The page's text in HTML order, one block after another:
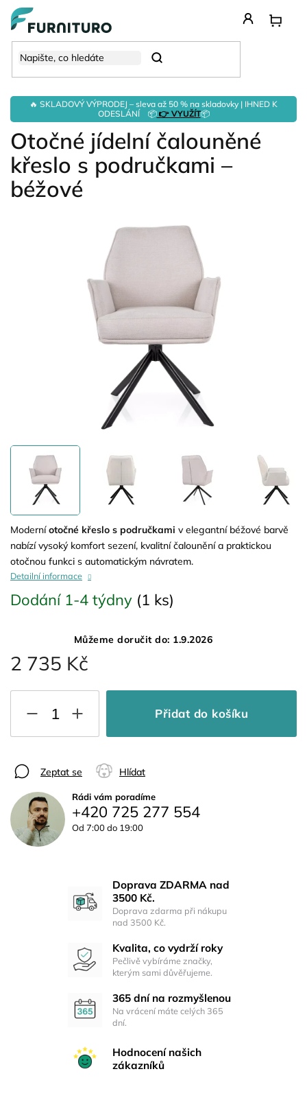
Přejít
obsah
🔥 SKLADOVÝ VÝPRODEJ – sleva až 50 % na skladovky | IHNED K
ODESLÁNÍ 📦👉 VYUŽÍT📦
Hledat
Otočné jídelní čalouněné
křeslo s područkami –
béžové
2 735 Kč
Dodání 1-4 týdny (1 ks)
Můžeme doručit do: 1.9.2026
Přidat do košíku
Moderníotočné křeslo s područkami v elegantní béžové barvě
nabízí vysoký komfort sezení, kvalitní čalounění a praktickou
otočnou funkci s automatickým návratem.
Detailní informace
Zeptat se Hlídat
Rádi vám poradíme
+420 725 277 554
Od 7:00 do 19:00
Doprava ZDARMA nad
3500 Kč.
Doprava zdarma při nákupu
nad 3500 Kč.
Kvalita, co vydrží roky
Pečlivě vybíráme značky,
kterým sami důvěřujeme.
365 dní na rozmyšlenou
Na vrácení máte celých 365
dní.
Hodnocení našich
zákazníků